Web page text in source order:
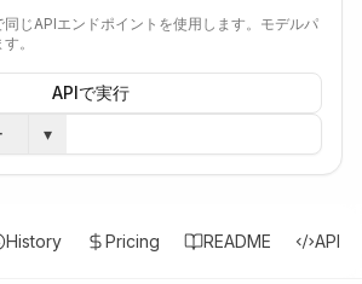
じAPIエンドポイントを使用します。モデルパ
。
APIで実行
▾
History Pricing README API